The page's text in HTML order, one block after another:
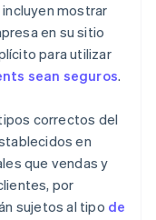
mostrar
en su sitio
para utilizar
sean seguros.
correctos del
en
que vendas y
por
sujetos al tipo de